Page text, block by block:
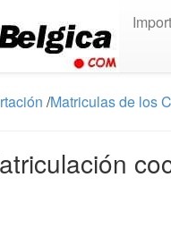
/Matriculas de los